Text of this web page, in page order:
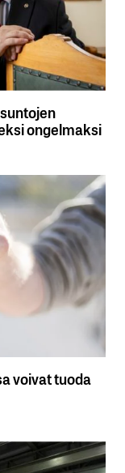
ongelmaksi
voivat tuoda